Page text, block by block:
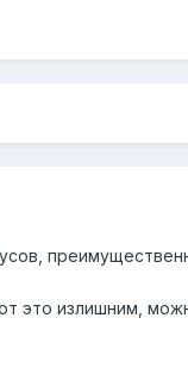
это излишним,